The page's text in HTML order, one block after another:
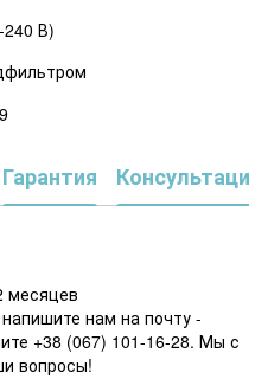
240 В)
Гарантия Консультация
месяцев
нам на почту -
+38 (067) 101-16-28. Мы с
вопросы!